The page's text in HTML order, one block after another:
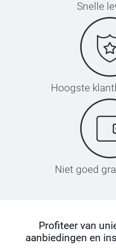
Snelle
Hoogste
Niet goed
Profiteer van
aanbiedingen en